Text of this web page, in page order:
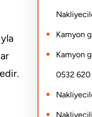
Kamyon
Kamyon
0532